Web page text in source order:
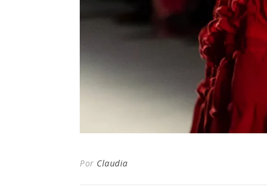
Por Claudia